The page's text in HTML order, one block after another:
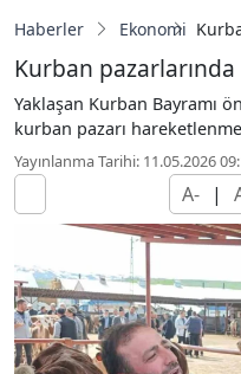
Haberler Ekonomi
Kurban
Yaklaşan Kurban Bayramı
kurban pazarı
Yayınlanma Tarihi: 11.05.2026
A- |